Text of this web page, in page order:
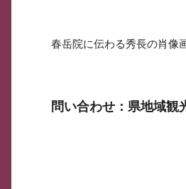
春岳院に伝わる秀長の肖像
問い合わせ：県地域観